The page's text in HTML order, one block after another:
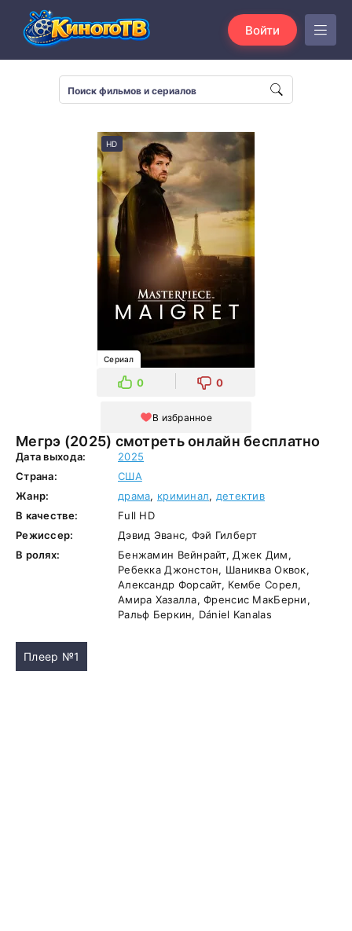
Войти
Мегрэ (2025) смотреть онлайн бесплатно
HD
Сериал
0 0
В избранное
Дата выхода:
2025
Страна:
США
Жанр:
драма, криминал, детектив
В качестве:
Full HD
Режиссер:
Дэвид Эванс, Фэй Гилберт
В ролях:
Бенжамин Вейнрайт, Джек Дим,
Ребекка Джонстон, Шаниква Оквок,
Александр Форсайт, Кембе Сорел,
Амира Хазалла, Френсис МакБерни,
Ральф Беркин, Dániel Kanalas
Плеер №1